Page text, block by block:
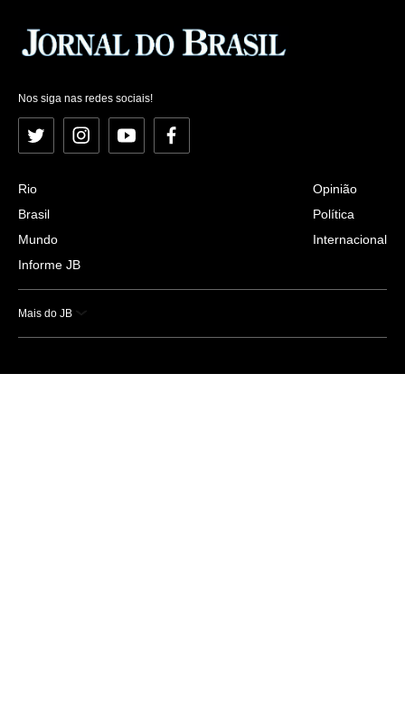
Nos siga nas redes sociais!
Twitter InstagramYouTubeFacebook
Rio
Brasil
Mundo
Informe JB
Opinião
Política
Internacional
Mais do JB
Esportes